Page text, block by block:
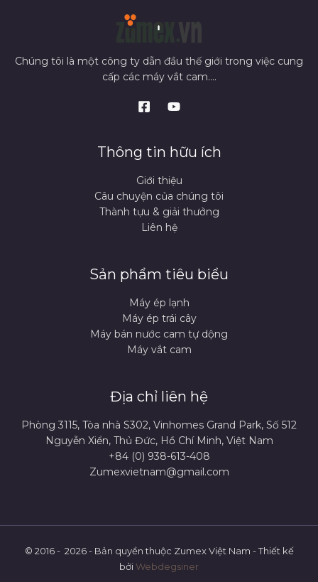
Chúng tôi là một công ty dẫn đầu thế giới trong việc cung
cấp các máy vắt cam....
Thông tin hữu ích
Giới thiệu
Câu chuyện của chúng tôi
Thành tựu & giải thưởng
Liên hệ
Sản phẩm tiêu biểu
Máy ép lạnh
Máy ép trái cây
Máy bán nước cam tự dộng
Máy vắt cam
Địa chỉ liên hệ
Phòng 3115, Tòa nhà S302, Vinhomes Grand Park, Số 512
Nguyễn Xiển, Thủ Đức, Hồ Chí Minh, Việt Nam
+84 (0) 938-613-408
Zumexvietnam@gmail.com
© 2016 - 2026 - Bản quyền thuộc Zumex Việt Nam - Thiết kế
bởi Webdegsiner